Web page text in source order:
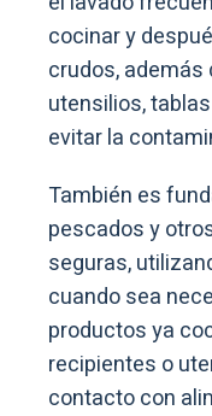
cocinar y
crudos,
utensilios,
evitar la
También es
pescados y
seguras,
cuando sea
productos ya
recipientes o
contacto con